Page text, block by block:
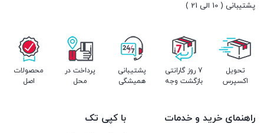
پشتیبانی ( 10 الی 21 )
تحویل
اکسپرس
7 روز گارانتی
بازگشت وجه
پشتیبانی
همیشگی
پرداخت در
محل
محصولات
اصل
راهنمای خرید و خدمات
با کپی تک